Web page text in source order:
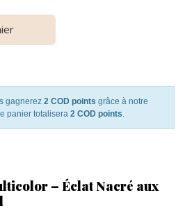
gagnerez 2 COD points grâce à notre
panier totalisera 2 COD points.
– Éclat Nacré aux